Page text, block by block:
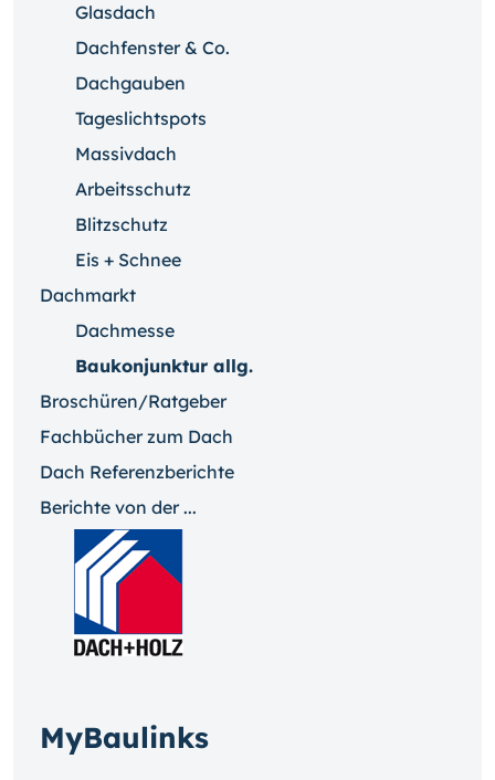
Glasdach
Dachfenster & Co.
Dachgauben
Tageslichtspots
Massivdach
Arbeitsschutz
Blitzschutz
Eis + Schnee
Dachmarkt
Dachmesse
Baukonjunktur allg.
Broschüren/Ratgeber
Fachbücher zum Dach
Dach Referenzberichte
Berichte von der ...
MyBaulinks